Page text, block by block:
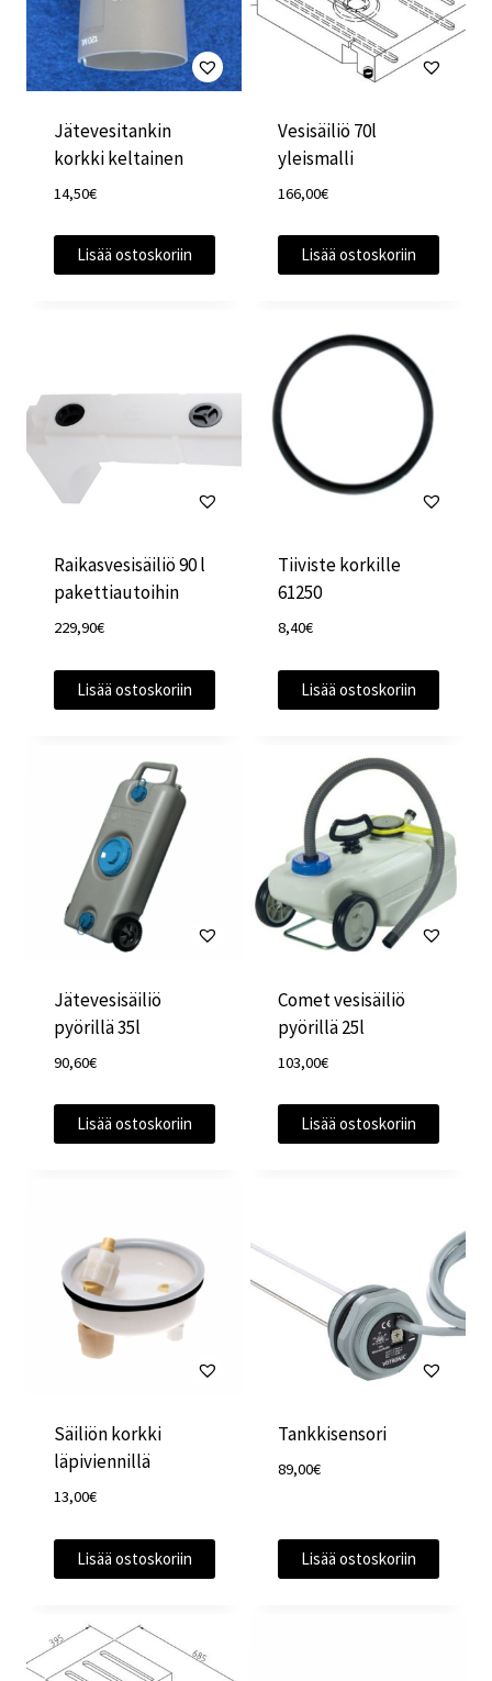
Jätevesitankin
korkki keltainen
14,50€
Lisää ostoskoriin
Vesisäiliö 70l
yleismalli
166,00€
Lisää ostoskoriin
Raikasvesisäiliö 90 l
pakettiautoihin
229,90€
Lisää ostoskoriin
Tiiviste korkille
61250
8,40€
Lisää ostoskoriin
Jätevesisäiliö
pyörillä 35l
90,60€
Lisää ostoskoriin
Comet vesisäiliö
pyörillä 25l
103,00€
Lisää ostoskoriin
Säiliön korkki
läpiviennillä
13,00€
Lisää ostoskoriin
Tankkisensori
89,00€
Lisää ostoskoriin